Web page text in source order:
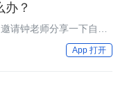
？
请钟老师分享一下自己
经历和思考感悟，能给你
App 打开